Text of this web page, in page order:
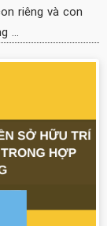
riêng và con
...